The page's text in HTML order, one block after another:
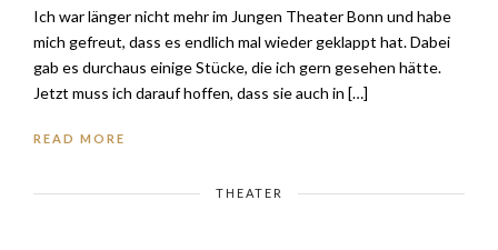
Ich war länger nicht mehr im Jungen Theater Bonn und habe
mich gefreut, dass es endlich mal wieder geklappt hat. Dabei
gab es durchaus einige Stücke, die ich gern gesehen hätte.
Jetzt muss ich darauf hoffen, dass sie auch in […]
READ MORE
THEATER